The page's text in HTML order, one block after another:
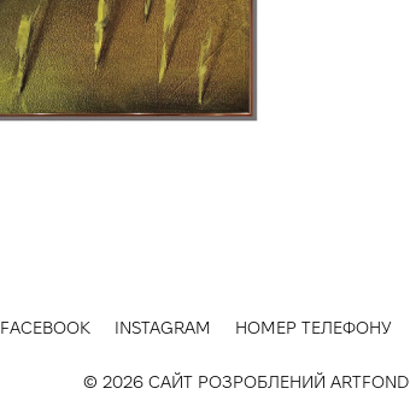
FACEBOOK INSTAGRAM НОМЕР ТЕЛЕФОНУ
© 2026 САЙТ РОЗРОБЛЕНИЙ ARTFOND